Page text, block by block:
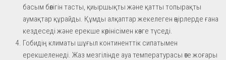
басым бөлігін тасты, қиыршықты және қатты топырақты
аумақтар құрайды. Құмды алқаптар жекелеген өңірлерде ғана
кездеседі және ерекше көрінісімен көзге түседі.
Гобидің климаты шұғыл континенттік сипатымен
ерекшеленеді. Жаз мезгілінде ауа температурасы өте жоғары